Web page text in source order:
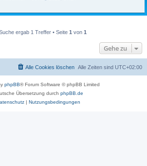
ergab 1 Treffer • Seite 1 von 1
Gehe zu
Alle Zeiten sind UTC+02:00
Alle Cookies löschen
phpBB® Forum Software © phpBB Limited
Übersetzung durch phpBB.de
| Nutzungsbedingungen